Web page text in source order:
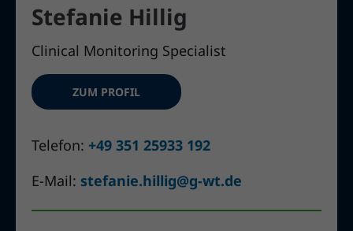
Stefanie Hillig
Clinical Monitoring Specialist
ZUM PROFIL
Telefon: +49 351 25933 192
E-Mail: stefanie.hillig@g-wt.de